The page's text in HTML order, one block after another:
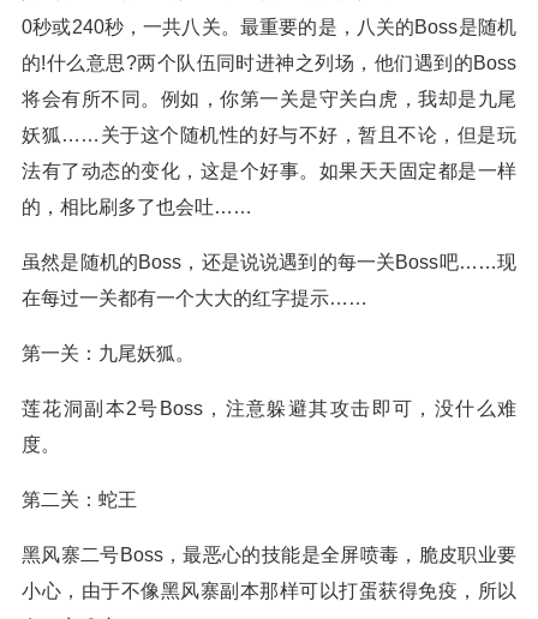
0秒或240秒，一共八关。最重要的是，八关的Boss是随机
的!什么意思?两个队伍同时进神之列场，他们遇到的Boss
将会有所不同。例如，你第一关是守关白虎，我却是九尾
妖狐……关于这个随机性的好与不好，暂且不论，但是玩
法有了动态的变化，这是个好事。如果天天固定都是一样
的，相比刷多了也会吐……
虽然是随机的Boss，还是说说遇到的每一关Boss吧……现
在每过一关都有一个大大的红字提示……
第一关：九尾妖狐。
莲花洞副本2号Boss，注意躲避其攻击即可，没什么难
度。
第二关：蛇王
黑风寨二号Boss，最恶心的技能是全屏喷毒，脆皮职业要
小心，由于不像黑风寨副本那样可以打蛋获得免疫，所以